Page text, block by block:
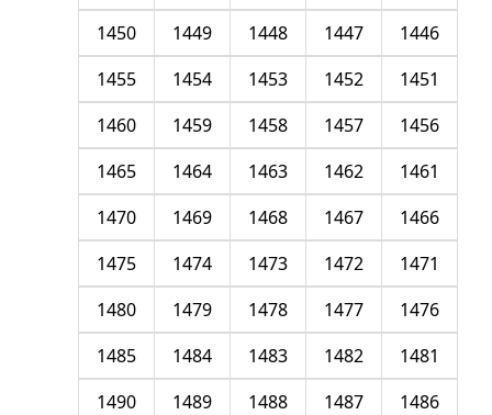
1446
1447
1448
1449
1450
1451
1452
1453
1454
1455
1456
1457
1458
1459
1460
1461
1462
1463
1464
1465
1466
1467
1468
1469
1470
1471
1472
1473
1474
1475
1476
1477
1478
1479
1480
1481
1482
1483
1484
1485
1486
1487
1488
1489
1490